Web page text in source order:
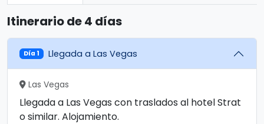
Itinerario de 4 días
Día 1 Llegada a Las Vegas
Las Vegas
Llegada a Las Vegas con traslados al hotel Strat
o similar. Alojamiento.